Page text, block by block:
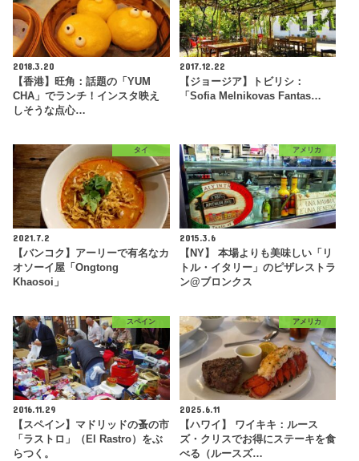
2018.3.20
【香港】旺角：話題の「YUM
CHA」でランチ！インスタ映え
しそうな点心…
2017.12.22
【ジョージア】トビリシ：
「Sofia Melnikovas Fantas…
タイ
2021.7.2
【バンコク】アーリーで有名なカ
オソーイ屋「Ongtong
Khaosoi」
アメリカ
2015.3.6
【NY】 本場よりも美味しい「リ
トル・イタリー」のピザレストラ
ン@ブロンクス
スペイン
2016.11.29
【スペイン】マドリッドの蚤の市
「ラストロ」（El Rastro）をぶ
らつく。
アメリカ
2025.6.11
【ハワイ】 ワイキキ：ルース
ズ・クリスでお得にステーキを食
べる（ルースズ…